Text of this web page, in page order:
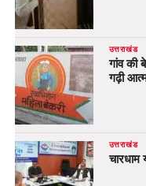
उत्तराखंड
गांव की
गढ़ी
उत्तराखंड